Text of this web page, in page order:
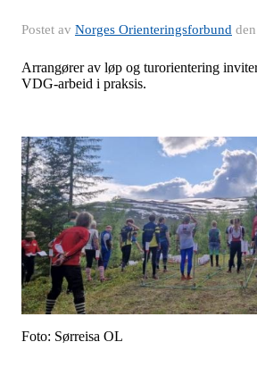
Postet av Norges Orienteringsforbund den
Arrangører av løp og turorientering
VDG-arbeid i praksis.
Foto: Sørreisa OL